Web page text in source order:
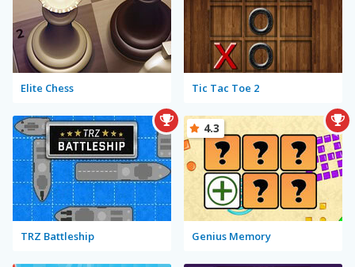
Elite Chess Tic Tac Toe 2
TRZ Battleship Genius Memory
4.3